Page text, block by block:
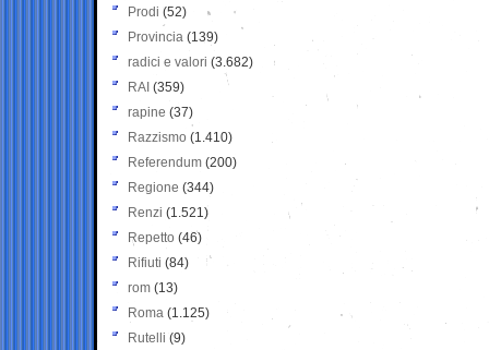
Prodi (52)
Provincia (139)
radici e valori (3.682)
RAI (359)
rapine (37)
Razzismo (1.410)
Referendum (200)
Regione (344)
Renzi (1.521)
Repetto (46)
Rifiuti (84)
rom (13)
Roma (1.125)
Rutelli (9)